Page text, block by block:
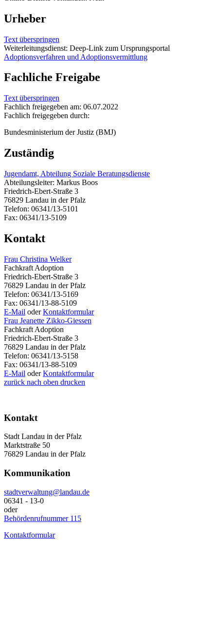
Urheber
Text überspringen
Weiterleitungsdienst: Deep-Link zum Ursprungsportal
Adoptionsverfahren und Adoptionsvermittlung
Fachliche Freigabe
Text überspringen
Fachlich freigegeben am: 06.07.2022
Fachlich freigegeben durch:
Bundesministerium der Justiz (BMJ)
Zuständig
Jugendamt, Abteilung Soziale Beratungsdienste
Abteilungsleiter: Markus Boos
Friedrich-Ebert-Straße 3
76829 Landau in der Pfalz
Telefon: 06341/13-5101
Fax: 06341/13-5109
Kontakt
Frau Christina Welker
Fachkraft Adoption
Friedrich-Ebert-Straße 3
76829 Landau in der Pfalz
Telefon: 06341/13-5169
Fax: 06341/13-88-5109
E-Mail oderKontaktformular
Frau Jeanette Zikko-Giessen
Fachkraft Adoption
Friedrich-Ebert-Straße 3
76829 Landau in der Pfalz
Telefon: 06341/13-5158
Fax: 06341/13-88-5109
E-Mail oderKontaktformular
zurück nach oben drucken
Kontakt
Stadt Landau in der Pfalz
Marktstraße 50
76829 Landau in der Pfalz
Kommunikation
stadtverwaltung@landau.de
06341 - 13-0
oder
Behördenrufnummer 115
Kontaktformular